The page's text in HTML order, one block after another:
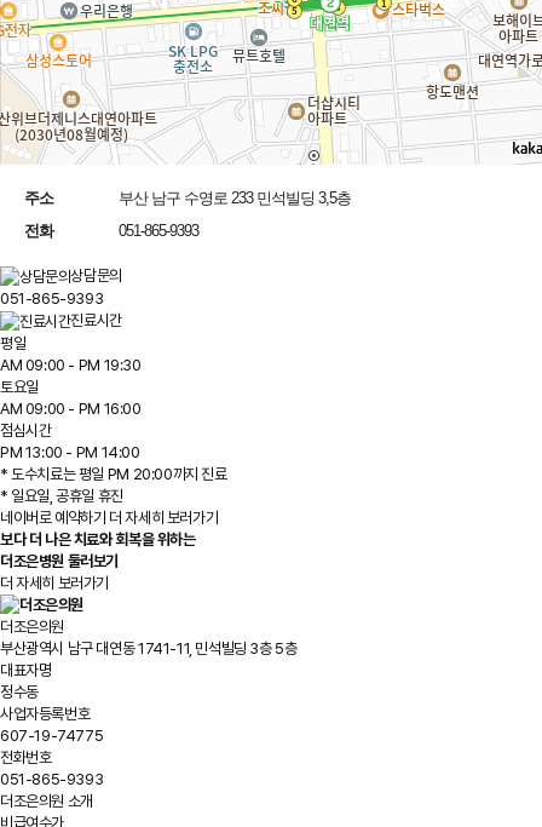
주소
부산 남구 수영로 233 민석빌딩 3,5층
전화
051-865-9393
상담문의
051-865-9393
진료시간
평일
AM 09:00 - PM 19:30
토요일
AM 09:00 - PM 16:00
점심시간
PM 13:00 - PM 14:00
* 도수치료는 평일 PM 20:00까지 진료
* 일요일, 공휴일 휴진
네이버로 예약하기 더 자세히 보러가기
보다 더 나은 치료와 회복을 위하는
더조은병원 둘러보기
더 자세히 보러가기
더조은의원
부산광역시 남구 대연동 1741-11, 민석빌딩 3층 5층
대표자명
정수동
사업자등록번호
607-19-74775
전화번호
051-865-9393
더조은의원 소개
비급여수가